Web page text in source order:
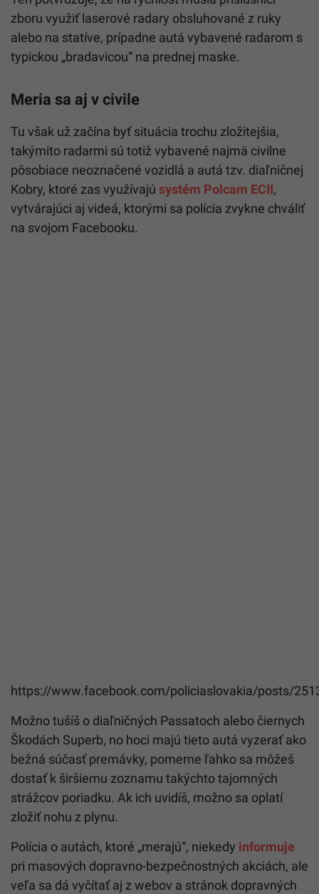
zboru využiť laserové radary obsluhované z ruky
alebo na statíve, prípadne autá vybavené radarom s
typickou „bradavicou“ na prednej maske.
Meria sa aj v civile
Tu však už začína byť situácia trochu zložitejšia,
takýmito radarmi sú totiž vybavené najmä civilne
pôsobiace neoznačené vozidlá a autá tzv. diaľničnej
Kobry, ktoré zas využívajú systém Polcam ECII,
vytvárajúci aj videá, ktorými sa polícia zvykne chváliť
na svojom Facebooku.
https://www.facebook.com/policiaslovakia/posts/
Možno tušíš o diaľničných Passatoch alebo čiernych
Škodách Superb, no hoci majú tieto autá vyzerať ako
bežná súčasť premávky, pomerne ľahko sa môžeš
dostať k širšiemu zoznamu takýchto tajomných
strážcov poriadku. Ak ich uvidíš, možno sa oplatí
zložiť nohu z plynu.
Polícia o autách, ktoré „merajú“, niekedy informuje
pri masových dopravno-bezpečnostných akciách, ale
veľa sa dá vyčítať aj z webov a stránok dopravných